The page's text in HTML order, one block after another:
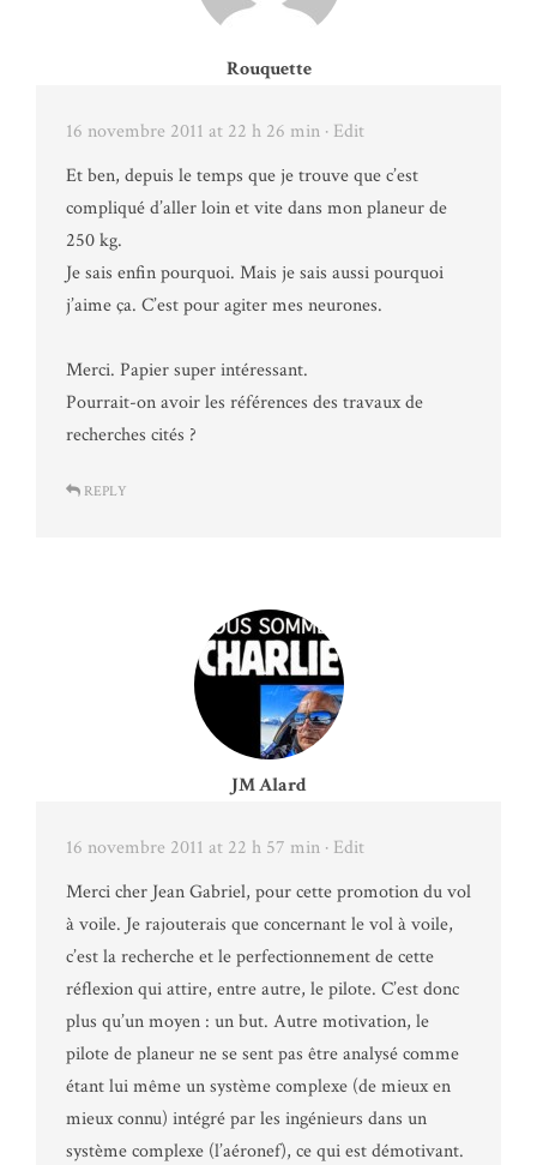
Rouquette
16 novembre 2011 at 22 h 26 min · Edit
Et ben, depuis le temps que je trouve que c’est
compliqué d’aller loin et vite dans mon planeur de
250 kg.
Je sais enfin pourquoi. Mais je sais aussi pourquoi
j’aime ça. C’est pour agiter mes neurones.
Merci. Papier super intéressant.
Pourrait-on avoir les références des travaux de
recherches cités ?
REPLY
JM Alard
16 novembre 2011 at 22 h 57 min · Edit
Merci cher Jean Gabriel, pour cette promotion du vol
à voile. Je rajouterais que concernant le vol à voile,
c’est la recherche et le perfectionnement de cette
réflexion qui attire, entre autre, le pilote. C’est donc
plus qu’un moyen : un but. Autre motivation, le
pilote de planeur ne se sent pas être analysé comme
étant lui même un système complexe (de mieux en
mieux connu) intégré par les ingénieurs dans un
système complexe (l’aéronef), ce qui est démotivant.